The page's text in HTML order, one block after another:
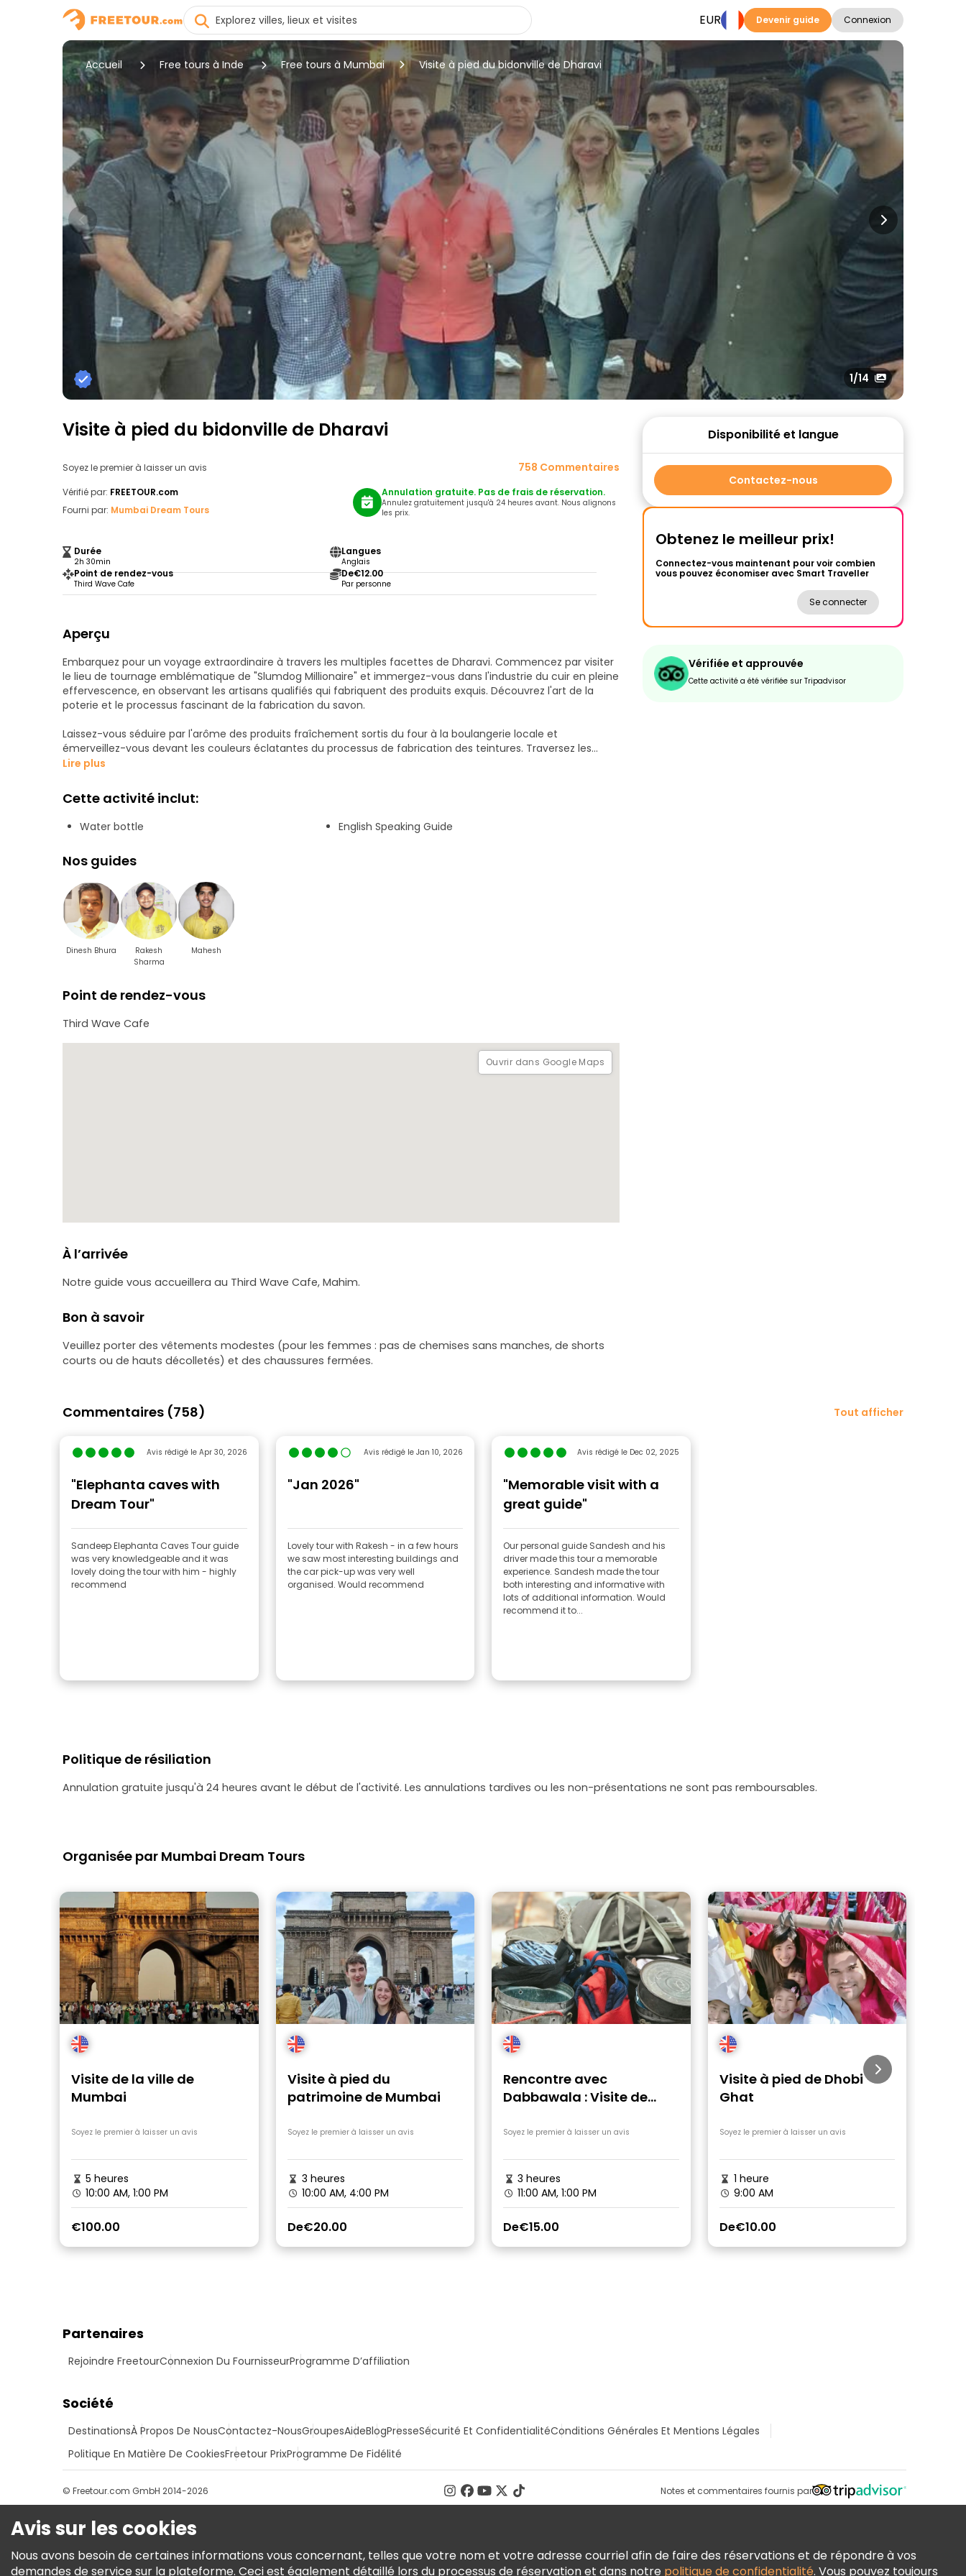
EUR Devenir guide Connexion
Accueil Free tours à Inde Free tours à Mumbai Visite à pied du bidonville de Dharavi
1/14
Visite à pied du bidonville de Dharavi
Soyez le premier à laisser un avis 758 Commentaires
Vérifié par: FREETOUR.com
Fourni par: Mumbai Dream Tours
Durée
2h 30min
Langues
Anglais
Point de rendez-vous
Third Wave Cafe
De€12.00
Par personne
Annulation gratuite. Pas de frais de réservation.
Annulez gratuitement jusqu'à 24 heures avant. Nous alignons
les prix.
Aperçu
Embarquez pour un voyage extraordinaire à travers les multiples facettes de Dharavi. Commencez par visiter
le lieu de tournage emblématique de "Slumdog Millionaire" et immergez-vous dans l'industrie du cuir en pleine
effervescence, en observant les artisans qualifiés qui fabriquent des produits exquis. Découvrez l'art de la
poterie et le processus fascinant de la fabrication du savon.
Laissez-vous séduire par l'arôme des produits fraîchement sortis du four à la boulangerie locale et
émerveillez-vous devant les couleurs éclatantes du processus de fabrication des teintures. Traversez les
ruelles étroites et découvrez les joyaux cachés que sont les écoles, les hôpitaux et la diversité des maisons du
Soyez témoin des efforts incroyables de recyclage du plastique et apprenez comment la communauté
recycle les bidons d'huile végétale pour des pratiques durables. Faites l'expérience de la coexistence
harmonieuse de différentes religions en voyant des résidents musulmans créer un sanctuaire pour les
unique et des histoires personnelles qui donnent vie à la visite. Enfin, vous explorerez le marché des bidonvilles,
un lieu animé où les habitants échangent leurs marchandises et où vous pourrez trouver toute une série
d'articles intrigants.
Lire plus
Cette activité inclut:
Water bottle English Speaking Guide
Nos guides
Dinesh Bhura
Rakesh
Sharma
Mahesh
Point de rendez-vous
Third Wave Cafe
Ouvrir dans Google Maps
À l’arrivée
Notre guide vous accueillera au Third Wave Cafe, Mahim.
Bon à savoir
Veuillez porter des vêtements modestes (pour les femmes : pas de chemises sans manches, de shorts
courts ou de hauts décolletés) et des chaussures fermées.
Commentaires (758) Tout afficher
Avis rédigé le Apr 30, 2026
"Elephanta caves with
Dream Tour"
Sandeep Elephanta Caves Tour guide
was very knowledgeable and it was
lovely doing the tour with him - highly
recommend
Avis rédigé le Jan 10, 2026
"Jan 2026"
Lovely tour with Rakesh - in a few hours
we saw most interesting buildings and
the car pick-up was very well
organised. Would recommend
Avis rédigé le Dec 02, 2025
"Memorable visit with a
great guide"
Our personal guide Sandesh and his
driver made this tour a memorable
experience. Sandesh made the tour
both interesting and informative with
lots of additional information. Would
recommend it to...
Politique de résiliation
Annulation gratuite jusqu'à 24 heures avant le début de l'activité. Les annulations tardives ou les non-présentations ne sont pas remboursables.
Disponibilité et langue
Contactez-nous
Obtenez le meilleur prix!
Connectez-vous maintenant pour voir combien
vous pouvez économiser avec Smart Traveller
Se connecter
Vérifiée et approuvée
Cette activité a été vérifiée sur Tripadvisor
Organisée par Mumbai Dream Tours
Visite de la ville de
Mumbai
Soyez le premier à laisser un avis
5 heures
10:00 AM, 1:00 PM
€100.00
Visite à pied du
patrimoine de Mumbai
Soyez le premier à laisser un avis
3 heures
10:00 AM, 4:00 PM
De€20.00
Rencontre avec
Dabbawala : Visite de
bidonville de Dharavi à
Soyez le premier à laisser un avis
3 heures
11:00 AM, 1:00 PM
De€15.00
Visite à pied de Dhobi
Ghat
Soyez le premier à laisser un avis
1 heure
9:00 AM
De€10.00
Partenaires
Rejoindre FreetourConnexion Du FournisseurProgramme D’affiliation
Société
DestinationsÀ Propos De NousContactez-NousGroupesAideBlogPresseSécurité Et ConfidentialitéConditions Générales Et Mentions Légales
Politique En Matière De CookiesFreetour PrixProgramme De Fidélité
Notes et commentaires fournis par
© Freetour.com GmbH 2014-2026
Avis sur les cookies
Nous avons besoin de certaines informations vous concernant, telles que votre nom et votre adresse courriel afin de faire des réservations et de répondre à vos
demandes de service sur la plateforme. Ceci est également détaillé lors du processus de réservation et dans notre politique de confidentialité. Vous pouvez toujours